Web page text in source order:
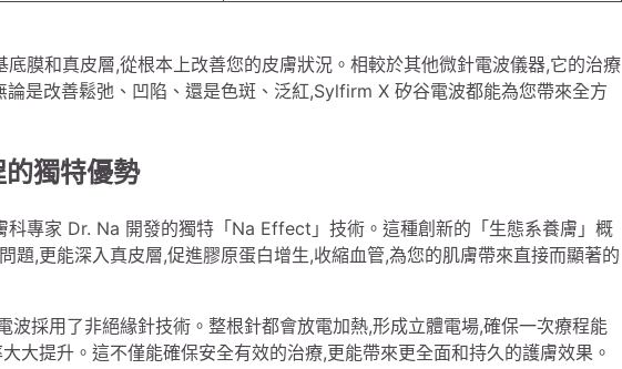
膜和真皮層,從根本上改善您的皮膚狀況。相較於其他微針電波儀器,它的治療
是改善鬆弛、凹陷、還是色斑、泛紅,Sylfirm X 矽谷電波都能為您帶來全方
獨特優勢
專家 Dr. Na 開發的獨特「Na Effect」技術。這種創新的「生態系養膚」概
題,更能深入真皮層,促進膠原蛋白增生,收縮血管,為您的肌膚帶來直接而顯著的
採用了非絕緣針技術。整根針都會放電加熱,形成立體電場,確保一次療程能
大提升。這不僅能確保安全有效的治療,更能帶來更全面和持久的護膚效果。